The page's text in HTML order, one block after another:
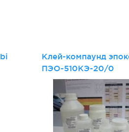
Клей-компаунд
ПЭО-510КЭ-20/0